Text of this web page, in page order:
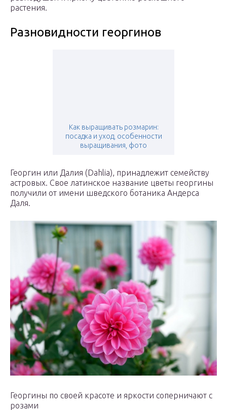
растения.
Разновидности георгинов
Как выращивать розмарин:
посадка и уход, особенности
выращивания, фото
Георгин или Далия (Dahlia), принадлежит семейству
астровых. Свое латинское название цветы георгины
получили от имени шведского ботаника Андерса
Даля.
Георгины по своей красоте и яркости соперничают с
розами